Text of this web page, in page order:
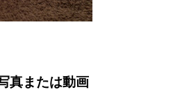
真または動画